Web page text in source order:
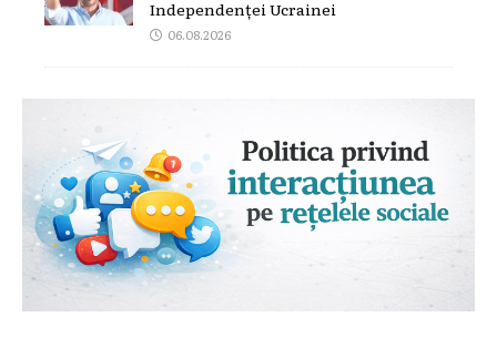
Independenței Ucrainei
06.08.2026